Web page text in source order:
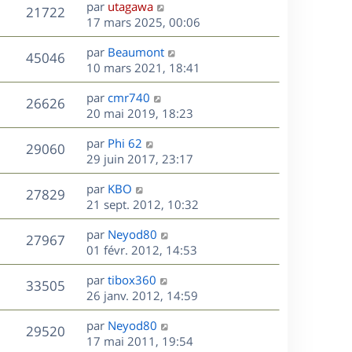
e
n
i
e
r
m
e
s
s
a
g
e
21722V
u
e
D
e
r
n
i
e
r
m
e
s
s
a
g
e
par utagawa
17 mars 2025, 00:06
45046V
u
e
s
D
e
r
n
i
e
r
m
e
s
s
a
g
e
par Beaumont
10 mars 2021, 18:41
26626V
u
s
D
e
r
n
i
e
r
m
e
s
s
a
g
e
par cmr740
20 mai 2019, 18:23
29060V
u
s
D
e
r
n
i
e
r
m
e
s
s
a
g
e
par Phi 62
29 juin 2017, 23:17
27829V
u
D
e
r
n
i
e
r
m
e
s
s
par KBO
21 sept. 2012, 10:32
27967V
u
s
D
e
r
n
i
e
r
m
par Neyod80
01 févr. 2012, 14:53
33505V
u
D
e
r
n
i
par tibox360
26 janv. 2012, 14:59
29520V
D
e
par Neyod80
17 mai 2011, 19:54